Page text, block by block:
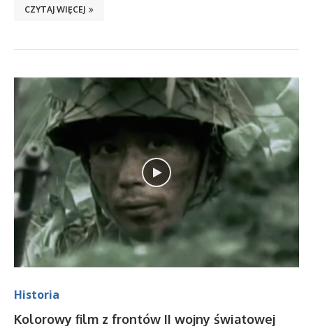
CZYTAJ WIĘCEJ
Historia
Kolorowy film z frontów II wojny światowej